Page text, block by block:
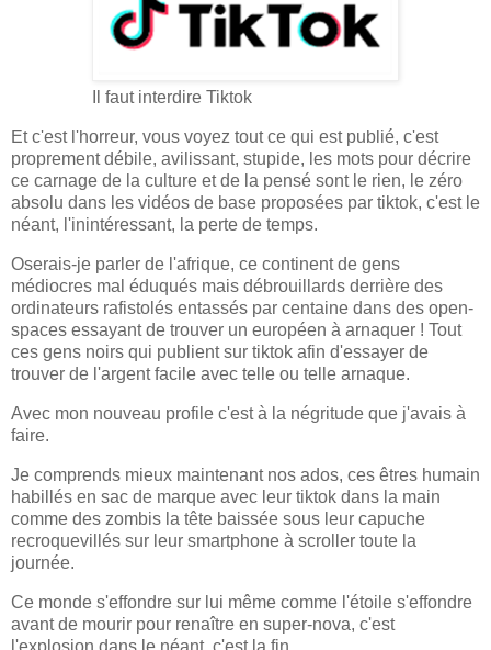
Il faut interdire Tiktok
Et c'est l'horreur, vous voyez tout ce qui est publié, c'est
proprement débile, avilissant, stupide, les mots pour décrire
ce carnage de la culture et de la pensé sont le rien, le zéro
absolu dans les vidéos de base proposées par tiktok, c'est le
néant, l'inintéressant, la perte de temps.
Oserais-je parler de l'afrique, ce continent de gens
médiocres mal éduqués mais débrouillards derrière des
ordinateurs rafistolés entassés par centaine dans des open-
spaces essayant de trouver un européen à arnaquer ! Tout
ces gens noirs qui publient sur tiktok afin d'essayer de
trouver de l'argent facile avec telle ou telle arnaque.
Avec mon nouveau profile c'est à la négritude que j'avais à
faire.
Je comprends mieux maintenant nos ados, ces êtres humain
habillés en sac de marque avec leur tiktok dans la main
comme des zombis la tête baissée sous leur capuche
recroquevillés sur leur smartphone à scroller toute la
journée.
Ce monde s'effondre sur lui même comme l'étoile s'effondre
avant de mourir pour renaître en super-nova, c'est
l'explosion dans le néant, c'est la fin.